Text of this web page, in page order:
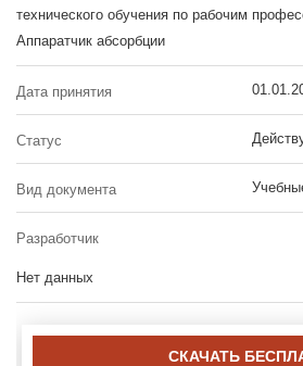
технического обучения по рабочим
Аппаратчик абсорбции
Дата принятия
Статус
Вид документа
Разработчик
Нет данных
СКАЧАТЬ